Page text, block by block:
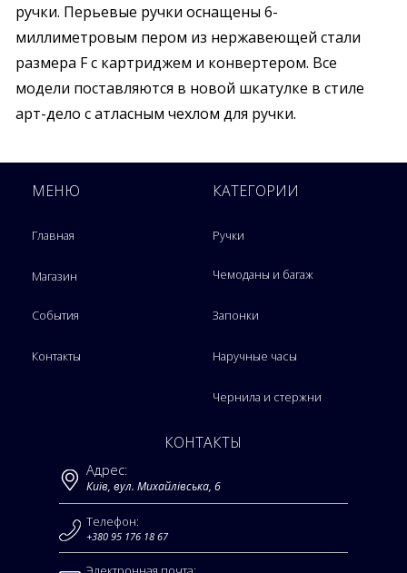
ручки. Перьевые ручки оснащены 6-
миллиметровым пером из нержавеющей стали
размера F с картриджем и конвертером. Все
модели поставляются в новой шкатулке в стиле
арт-дело с атласным чехлом для ручки.
МЕНЮ
Главная
Магазин
События
Контакты
КАТЕГОРИИ
Ручки
Чемоданы и багаж
Запонки
Наручные часы
Чернила и стержни
КОНТАКТЫ
Адрес:
Київ, вул. Михайлівська, 6
Телефон:
+380 95 176 18 67